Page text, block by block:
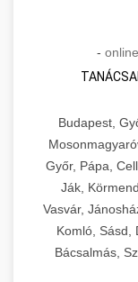
-
Budapest,
Győr, Pápa,
Ják,
Vasvár,
Komló, Sásd,
Bácsalmás,